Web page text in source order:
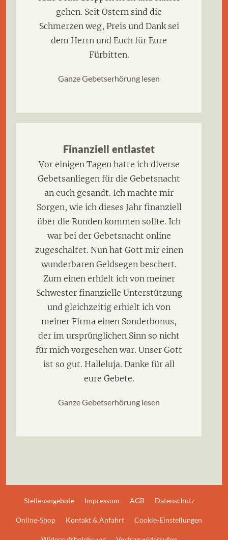
gehen. Seit Ostern sind die
Schmerzen weg, Preis und Dank sei
dem Herrn und Euch für Eure
Fürbitten.
Ganze Gebetserhörung lesen
Finanziell entlastet
Vor einigen Tagen hatte ich diverse
Gebetsanliegen für die Gebetsnacht
an euch gesandt. Ich machte mir
Sorgen, wie ich dieses Jahr finanziell
über die Runden kommen sollte. Ich
war bei der Gebetsnacht online
zugeschaltet. Nun hat Gott mir einen
wunderbaren Geldsegen beschert.
Zum einen erhielt ich von meiner
Schwester finanzielle Unterstützung
und gleichzeitig erhielt ich von
meiner Firma einen Sonderbonus,
der im ursprünglichen Sinn so nicht
für mich vorgesehen war. Unser Gott
ist so gut. Halleluja. Danke für all
eure Gebete.
Ganze Gebetserhörung lesen
Stellenangebote Impressum AGB Datenschutz
Online-Shop Kontakt & Anfahrt Cookie-Einstellungen